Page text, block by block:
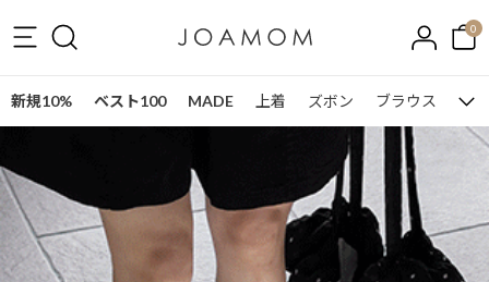
0
新規10% ベスト100 MADE 上着 ズボン ブラウス ワ